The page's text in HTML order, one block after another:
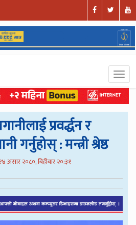
प्रवर्द्धन र
गर्नुहोस् : मन्त्री श्रेष्ठ
असार २०८०, बिहीबार २०:३१